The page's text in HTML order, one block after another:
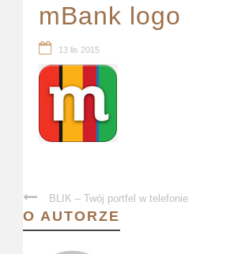
mBank logo
13 lis 2015
BLIK – Twój portfel w telefonie
O AUTORZE